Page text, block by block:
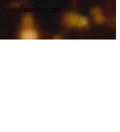
защищены.